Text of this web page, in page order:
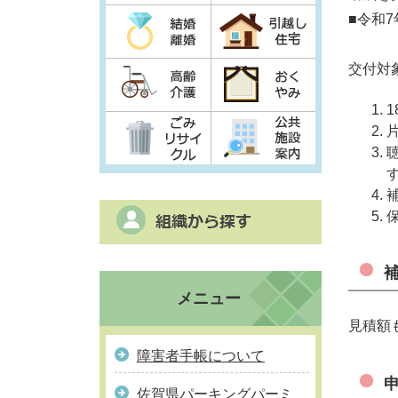
メニュー
障害者手帳について
佐賀県パーキングパーミ
■令和7
交付対
見積額